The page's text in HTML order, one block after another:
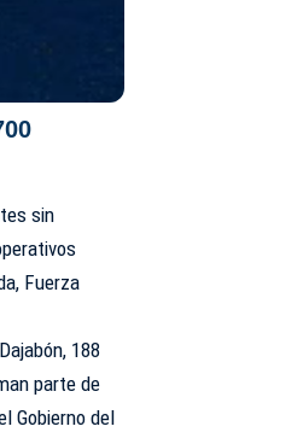
sin
Fuerza
188
parte de
Gobierno del